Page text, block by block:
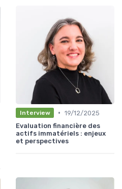
Interview • 19/12/2025
Evaluation financière des
actifs immatériels : enjeux
et perspectives